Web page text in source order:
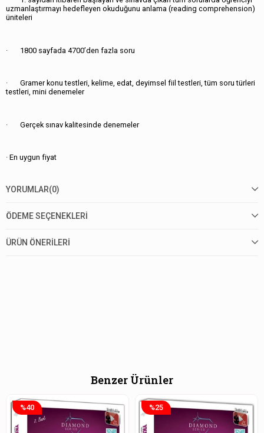
uzmanlaştırmayı hedefleyen okuduğunu anlama (reading comprehension)
üniteleri
· 1800 sayfada 4700’den fazla soru
· Gramer konu testleri, kelime, edat, deyimsel fiil testleri, tüm soru türleri
testleri, mini denemeler
· Gerçek sınav kalitesinde denemeler
· En uygun fiyat
YORUMLAR(0)
ÖDEME SEÇENEKLERI
ÜRÜN ÖNERILERI
Benzer Ürünler
%40 %25